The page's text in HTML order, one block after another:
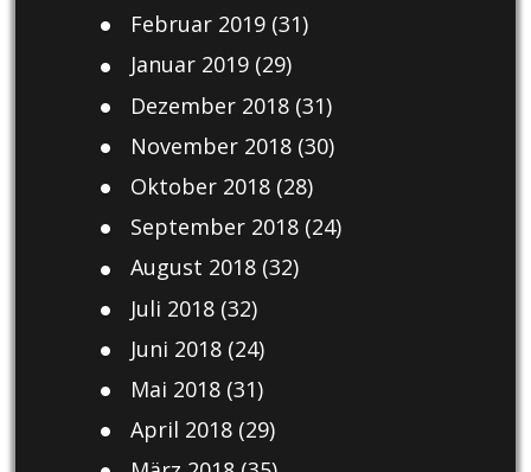
Februar 2019(31)
Januar 2019(29)
Dezember 2018(31)
November 2018(30)
Oktober 2018(28)
September 2018(24)
August 2018(32)
Juli 2018(32)
Juni 2018(24)
Mai 2018(31)
April 2018(29)